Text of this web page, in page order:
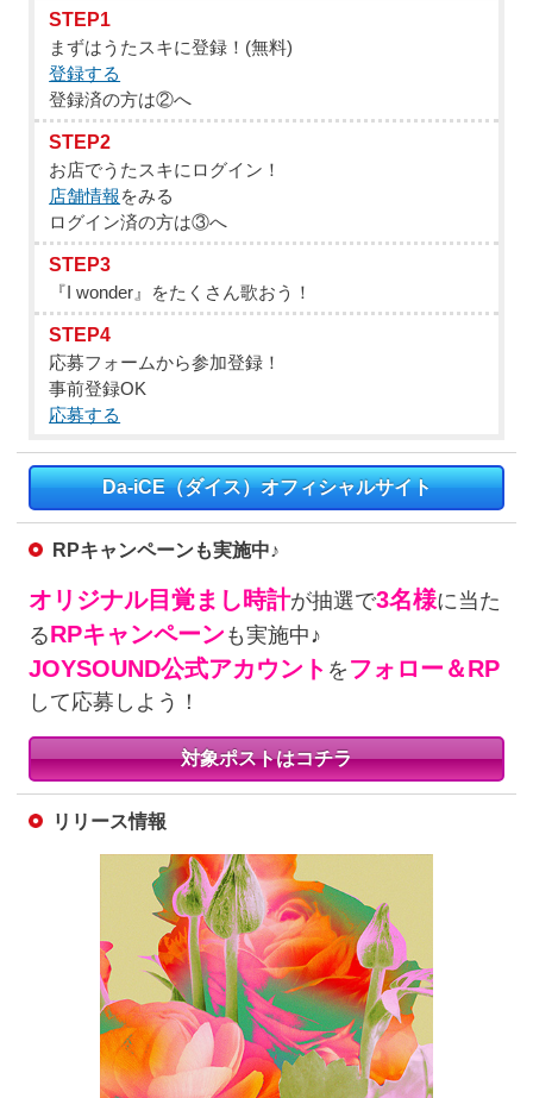
STEP1
まずはうたスキに登録！(無料)
登録する
登録済の方は②へ
STEP2
お店でうたスキにログイン！
店舗情報をみる
ログイン済の方は③へ
STEP3
『I wonder』をたくさん歌おう！
STEP4
応募フォームから参加登録！
事前登録OK
応募する
Da-iCE（ダイス）オフィシャルサイト
RPキャンペーンも実施中♪
オリジナル目覚まし時計が抽選で3名様に当た
るRPキャンペーン も実施中♪
JOYSOUND公式アカウント を フォロー＆RP
して応募しよう！
対象ポストはコチラ
リリース情報